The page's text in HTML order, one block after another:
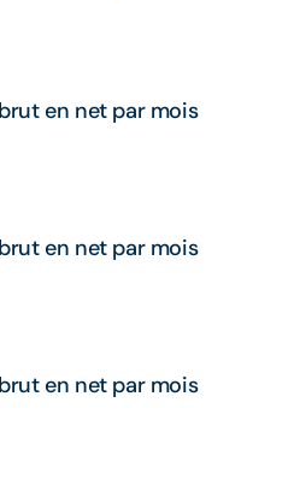
en net par mois
en net par mois
en net par mois